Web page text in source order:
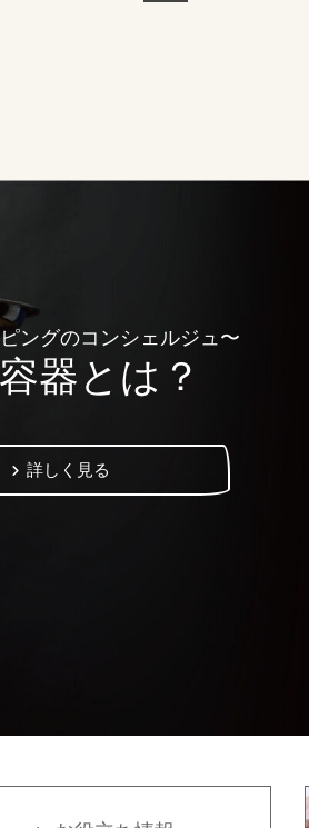
ングのコンシェルジュ〜
器とは？
詳しく見る